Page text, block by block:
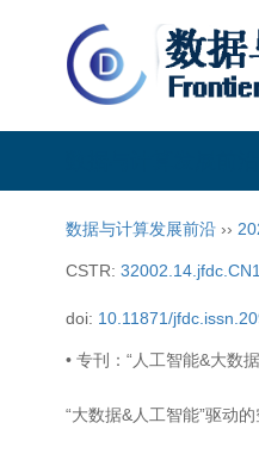
数据与计算发展前沿 ››
CSTR:
doi: 10.11871/
• 专刊：“人工智能&大数
“大数据&人工智能”驱动